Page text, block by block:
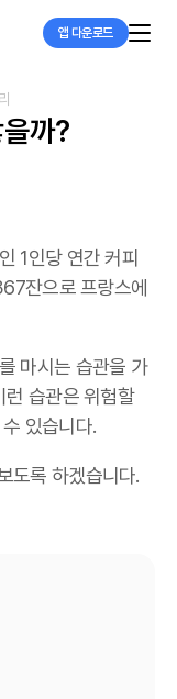
앱 다운로드
까?
1인당 연간 커피
잔으로 프랑스에
마시는 습관을 가
런 습관은 위험할
있습니다.
도록 하겠습니다.